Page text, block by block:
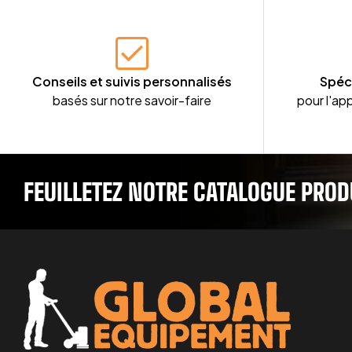
Conseils et suivis personnalisés
basés sur notre savoir-faire
pour
FEUILLETEZ NOTRE CATALOGUE